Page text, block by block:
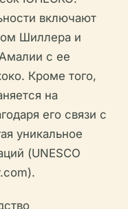
включают
Шиллера и
с ее
Кроме того,
на
его связи с
уникальное
(UNESCO